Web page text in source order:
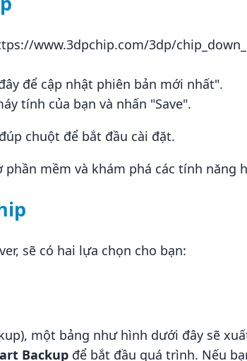
www.3dpchip.com/3dp/
để cập nhật phiên bản mới nhất".
tính của bạn và nhấn "Save".
chuột để bắt đầu cài đặt.
mềm và khám phá các tính năng
sẽ có hai lựa chọn cho bạn:
một bảng như hình dưới đây sẽ
Backup để bắt đầu quá trình. Nếu